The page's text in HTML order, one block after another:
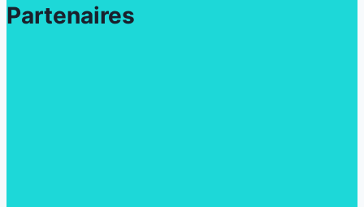
Partenaires